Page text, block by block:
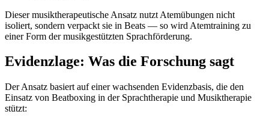
Dieser musiktherapeutische Ansatz nutzt Atemübungen nicht
isoliert, sondern verpackt sie in Beats — so wird Atemtraining zu
einer Form der musikgestützten Sprachförderung.
Evidenzlage: Was die Forschung sagt
Der Ansatz basiert auf einer wachsenden Evidenzbasis, die den
Einsatz von Beatboxing in der Sprachtherapie und Musiktherapie
stützt: